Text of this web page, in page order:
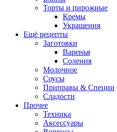
Торты и пирожные
Кремы
Украшения
Ещё рецепты
Заготовки
Варенья
Соления
Молочное
Соусы
Приправы & Специи
Сладости
Прочее
Техника
Аксессуары